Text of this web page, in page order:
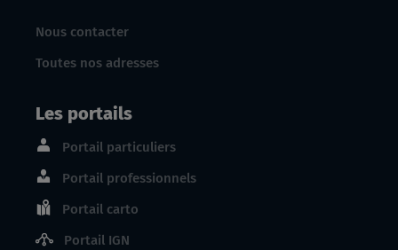
Nous contacter
Toutes nos adresses
Les portails
Portail particuliers
Portail professionnels
Portail carto
Portail IGN